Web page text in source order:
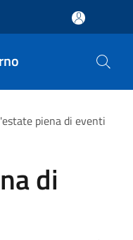
piena di eventi
di